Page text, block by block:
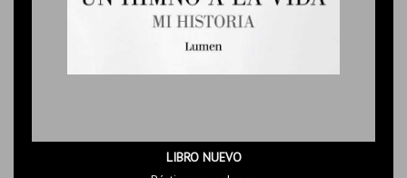
LIBRO NUEVO